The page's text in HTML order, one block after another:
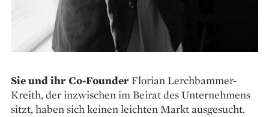
Sie und ihr Co-FounderFlorian Lerchbammer-
Kreith, der inzwischen im Beirat des Unternehmens
sitzt, haben sich keinen leichten Markt ausgesucht.